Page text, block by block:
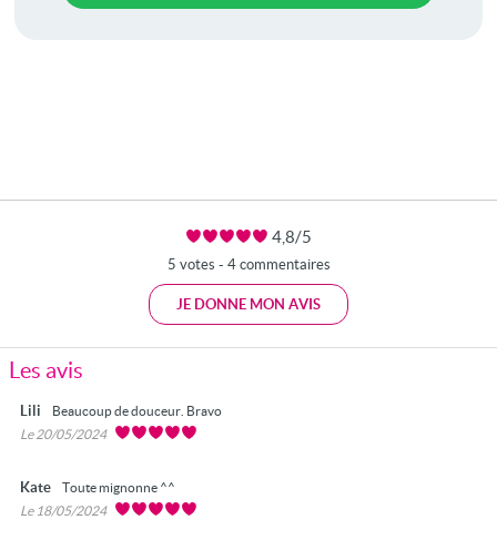
4,8/5
5 votes - 4 commentaires
JE DONNE MON AVIS
Les avis
Lili
Beaucoup de douceur. Bravo
Le 20/05/2024
Kate
Toute mignonne ^^
Le 18/05/2024